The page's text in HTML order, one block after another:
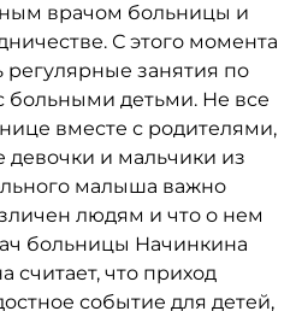
врачом больницы и
С этого момента
занятия по
больными детьми. Не все
вместе с родителями,
девочки и мальчики из
малыша важно
людям и что о нем
больницы Начинкина
считает, что приход
событие для детей,